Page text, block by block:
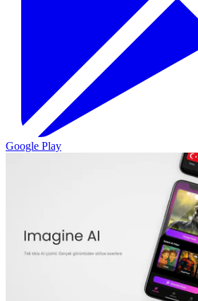
Google Play